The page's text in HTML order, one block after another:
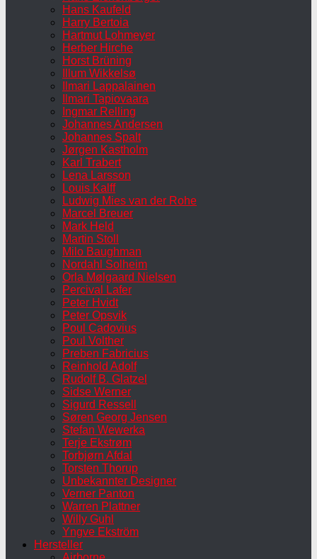
Hans Kaufeld
Harry Bertoia
Hartmut Lohmeyer
Herber Hirche
Horst Brüning
Illum Wikkelsø
Ilmari Lappalainen
Ilmari Tapiovaara
Ingmar Relling
Johannes Andersen
Johannes Spalt
Jørgen Kastholm
Karl Trabert
Lena Larsson
Louis Kalff
Ludwig Mies van der Rohe
Marcel Breuer
Mark Held
Martin Stoll
Milo Baughman
Nordahl Solheim
Orla Mølgaard Nielsen
Percival Lafer
Peter Hvidt
Peter Opsvik
Poul Cadovius
Poul Volther
Preben Fabricius
Reinhold Adolf
Rudolf B. Glatzel
Sidse Werner
Sigurd Ressell
Søren Georg Jensen
Stefan Wewerka
Terje Ekstrøm
Torbjørn Afdal
Torsten Thorup
Unbekannter Designer
Verner Panton
Warren Plattner
Willy Guhl
Yngve Ekström
Hersteller